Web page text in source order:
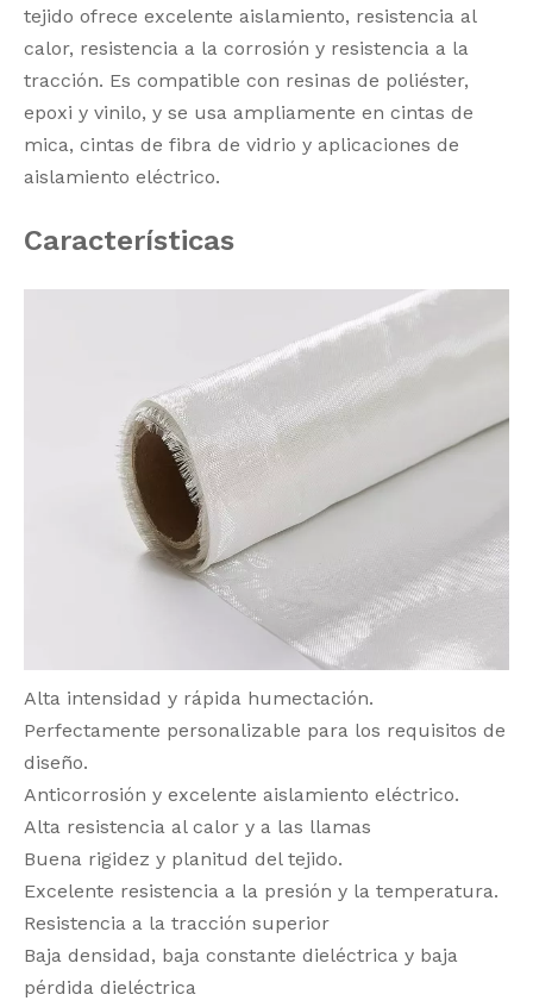
tejido ofrece excelente aislamiento, resistencia al
calor, resistencia a la corrosión y resistencia a la
tracción. Es compatible con resinas de poliéster,
epoxi y vinilo, y se usa ampliamente en cintas de
mica, cintas de fibra de vidrio y aplicaciones de
aislamiento eléctrico.
Características
Alta intensidad y rápida humectación.
Perfectamente personalizable para los requisitos de
diseño.
Anticorrosión y excelente aislamiento eléctrico.
Alta resistencia al calor y a las llamas
Buena rigidez y planitud del tejido.
Excelente resistencia a la presión y la temperatura.
Resistencia a la tracción superior
Baja densidad, baja constante dieléctrica y baja
pérdida dieléctrica